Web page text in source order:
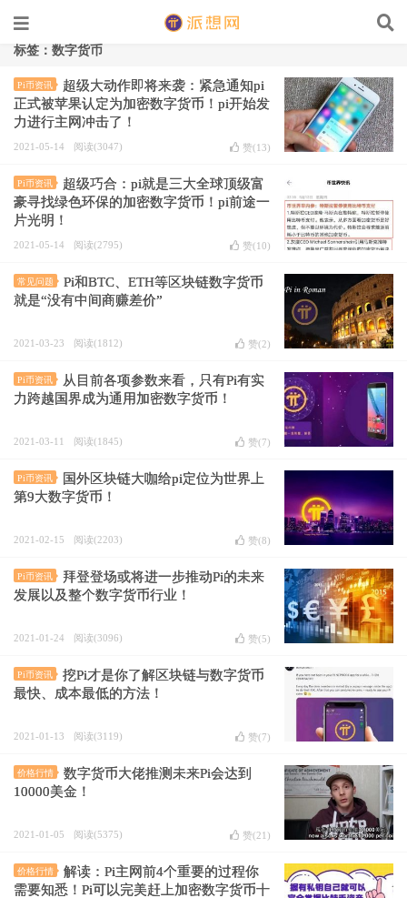
标签：数字货币
Pi币资讯
超级大动作即将来袭：紧急通知pi
正式被苹果认定为加密数字货币！pi开始发
力进行主网冲击了！
2021-05-14 阅读(3047) 赞(13)
Pi币资讯
超级巧合：pi就是三大全球顶级富
豪寻找绿色环保的加密数字货币！pi前途一
片光明！
2021-05-14 阅读(2795) 赞(10)
常见问题
Pi和BTC、ETH等区块链数字货币
就是“没有中间商赚差价”
2021-03-23 阅读(1812) 赞(2)
Pi币资讯
从目前各项参数来看，只有Pi有实
力跨越国界成为通用加密数字货币！
2021-03-11 阅读(1845) 赞(7)
Pi币资讯
国外区块链大咖给pi定位为世界上
第9大数字货币！
2021-02-15 阅读(2203) 赞(8)
Pi币资讯
拜登登场或将进一步推动Pi的未来
发展以及整个数字货币行业！
2021-01-24 阅读(3096) 赞(5)
Pi币资讯
挖Pi才是你了解区块链与数字货币
最快、成本最低的方法！
2021-01-13 阅读(3119) 赞(7)
价格行情
数字货币大佬推测未来Pi会达到
10000美金！
2021-01-05 阅读(5375) 赞(21 )
价格行情
解读：Pi主网前4个重要的过程你
需要知悉！Pi可以完美赶上加密数字货币十